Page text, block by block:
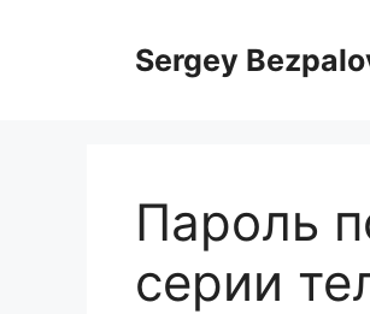
содержимомуSergey
Пароль
серии